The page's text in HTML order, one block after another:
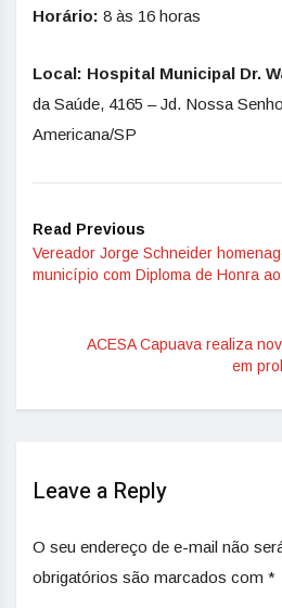
Horário: 8 às 16 horas
Local: Hospital Municipal Dr.
da Saúde, 4165 – Jd. Nossa
Americana/SP
Read Previous
Vereador Jorge Schneider
município com Diploma de Honra
ACESA Capuava realiza
em
Leave a Reply
O seu endereço de e-mail não
obrigatórios são marcados com *